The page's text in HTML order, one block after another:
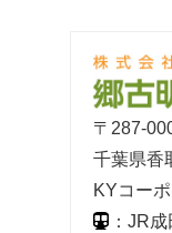
〒287-
千葉県香
KYコー
：JR